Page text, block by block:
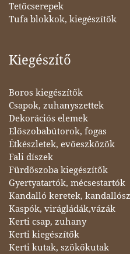
Tetőcserepek
Tufa blokkok, kiegészítők
Kiegészítő
Boros kiegészítők
Csapok, zuhanyszettek
Dekorációs elemek
Előszobabútorok, fogas
Étkészletek, evőeszközök
Fali díszek
Fürdőszoba kiegészítők
Gyertyatartók, mécsestartók
Kandalló keretek,
Kaspók, virágládák,vázák
Kerti csap, zuhany
Kerti kiegészítők
Kerti kutak, szökőkutak